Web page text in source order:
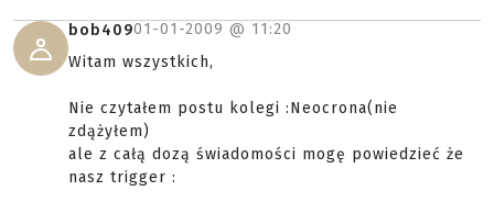
bob40901-01-2009 @ 11:20
Witam wszystkich,
Nie czytałem postu kolegi :Neocrona(nie
zdążyłem)
ale z całą dozą świadomości mogę powiedzieć że
nasz trigger :